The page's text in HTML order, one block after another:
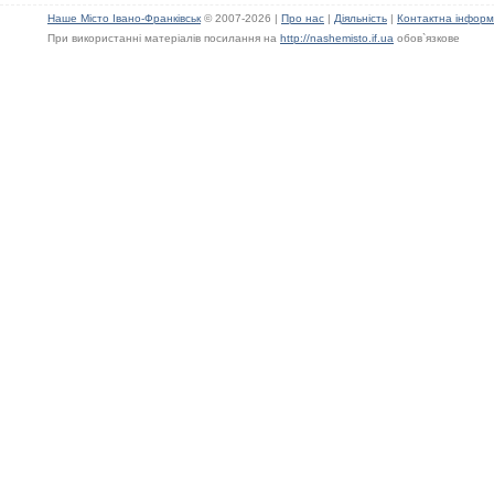
Наше Місто Івано-Франківськ © 2007-2026 | Про нас | Діяльність | Контактна
При використанні матеріалів посилання на http://nashemisto.if.ua обов`язкове